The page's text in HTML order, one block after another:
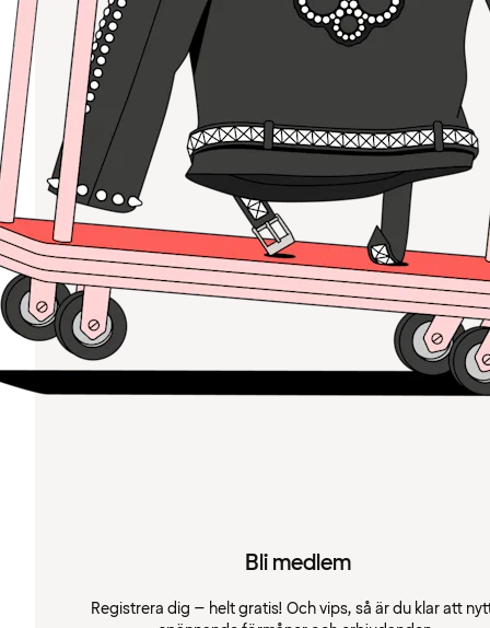
Bli medlem
Registrera dig – helt gratis! Och vips, så är du klar att